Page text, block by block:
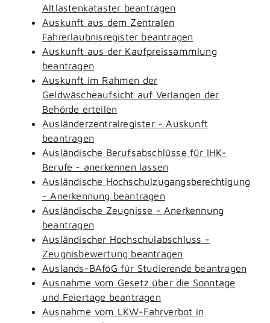
Altlastenkataster beantragen
Auskunft aus dem Zentralen
Fahrerlaubnisregister beantragen
Auskunft aus der Kaufpreissammlung
beantragen
Auskunft im Rahmen der
Geldwäscheaufsicht auf Verlangen der
Behörde erteilen
Ausländerzentralregister - Auskunft
beantragen
Ausländische Berufsabschlüsse für IHK-
Berufe - anerkennen lassen
Ausländische Hochschulzugangsberechtigung
- Anerkennung beantragen
Ausländische Zeugnisse - Anerkennung
beantragen
Ausländischer Hochschulabschluss -
Zeugnisbewertung beantragen
Auslands-BAföG für Studierende beantragen
Ausnahme vom Gesetz über die Sonntage
und Feiertage beantragen
Ausnahme vom LKW-Fahrverbot in